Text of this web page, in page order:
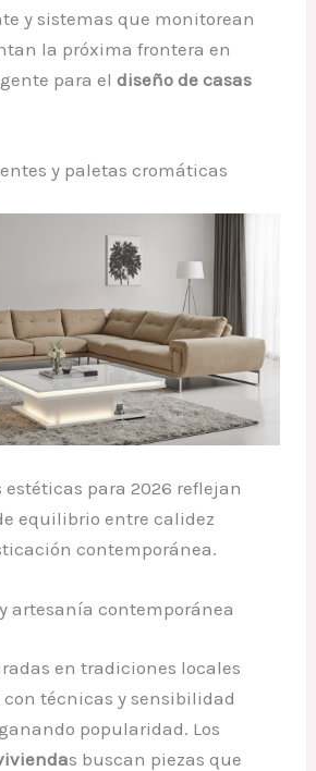
y sistemas que monitorean
la próxima frontera en
para eldiseño de casas
y paletas cromáticas
estéticas para 2026 reflejan
equilibrio entre calidez
contemporánea.
artesanía contemporánea
en tradiciones locales
técnicas y sensibilidad
popularidad. Los
s buscan piezas que